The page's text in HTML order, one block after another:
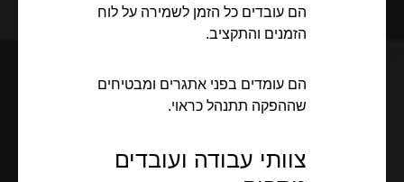
הם עובדים כל הזמן לשמירה על לוח
הזמנים והתקציב.
הם עומדים בפני אתגרים ומבטיחים
שההפקה תתנהל כראוי.
צוותי עבודה ועובדים